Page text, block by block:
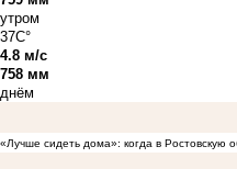
утром
37C°
4.8 м/с
758 мм
днём
«Лучше сидеть дома»: когда в Ростовскую